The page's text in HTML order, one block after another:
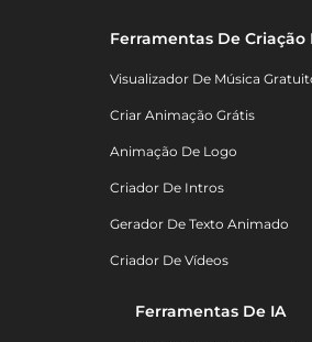
Ferramentas De Criação
Visualizador De Música
Criar Animação Grátis
Animação De Logo
Criador De Intros
Gerador De Texto Animado
Criador De Vídeos
Ferramentas De IA